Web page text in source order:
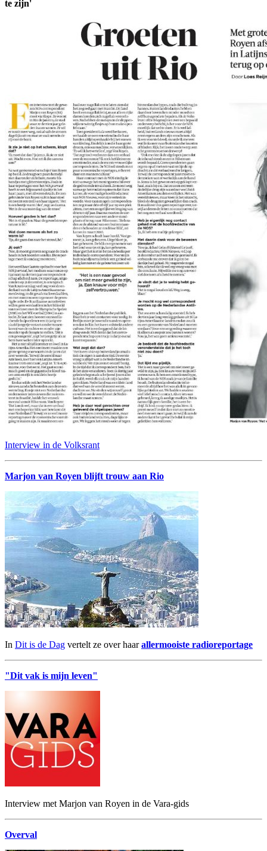
te zijn'
Interview in de Volksrant
Marjon van Royen blijft trouw aan Rio
In Dit is de Dag vertelt ze over haarallermooiste radioreportage
"Dit vak is mijn leven"
Interview met Marjon van Royen in de Vara-gids
Overval